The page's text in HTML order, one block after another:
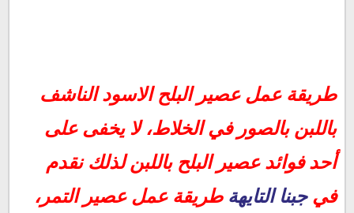
طريقة عمل عصير البلح الاسود الناشف باللبن بالصور في الخلاط:
مقاديرعمل عصير البلح الاسود:
طريقة عمل مشروب عصير البلح الأسود باللبن:
مقادير السيرب (عسل الحلويات-شربات) :
طريقة السيرب (عسل الحلويات-شربات) :
فوائد عصير البلح باللبن:
طريقة عمل عصير البلح الاسود الناشف
باللبن بالصور في الخلاط، لا يخفى على
أحد فوائد عصير البلح باللبن لذلك نقدم
فيجبنا التايهة طريقة عمل عصير التمر،